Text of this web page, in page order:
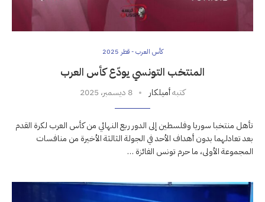
كأس العرب - قطر 2025
المنتخب التونسي يودّع كأس العرب
كتبهأميلكار 8 ديسمبر، 2025
تأهل منتخبا سوريا وفلسطين إلى الدور ربع النهائي من كأس العرب لكرة القدم
بعد تعادلهما بدون أهداف الأحد في الجولة الثالثة الأخيرة من منافسات
المجموعة الأولى، ما حرم تونس الفائزة …